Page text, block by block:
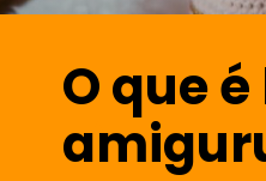
O que